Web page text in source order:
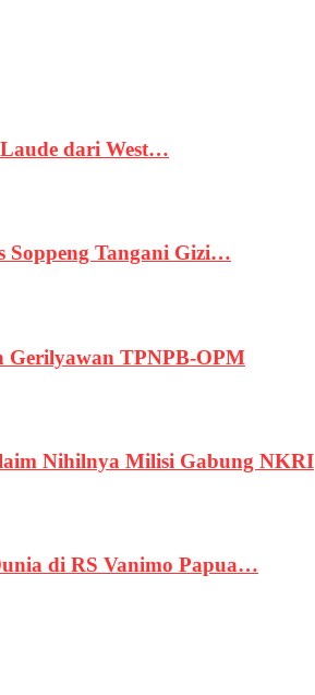
dari West…
Soppeng Tangani Gizi…
Gerilyawan TPNPB-OPM
Nihilnya Milisi Gabung NKRI
di RS Vanimo Papua…